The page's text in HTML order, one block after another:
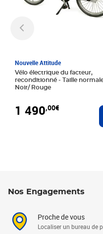
Nouvelle Attitude
Vélo électrique du facteur,
reconditionné - Taille normale -
Noir/ Rouge
1 490,00€
Nos Engagements
Proche de vous
Localiser un bureau de